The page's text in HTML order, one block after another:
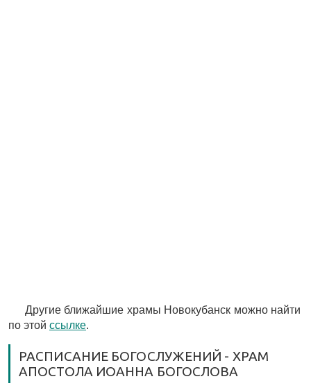
Другие ближайшие храмы Новокубанск можно найти
по этой ссылке.
РАСПИСАНИЕ БОГОСЛУЖЕНИЙ - ХРАМ
АПОСТОЛА ИОАННА БОГОСЛОВА